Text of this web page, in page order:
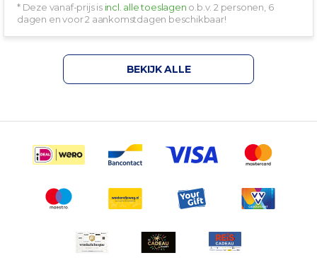
* Deze vanaf-prijs is incl. alle toeslagen o.b.v. 2 personen, 6
dagen en voor 2 aankomstdagen beschikbaar!
BEKIJK ALLE